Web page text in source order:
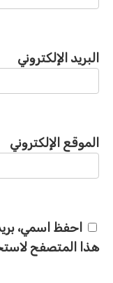
البريد الإلكتروني
الموقع الإلكتروني
احفظ اسمي، بريدي
هذا المتصفح